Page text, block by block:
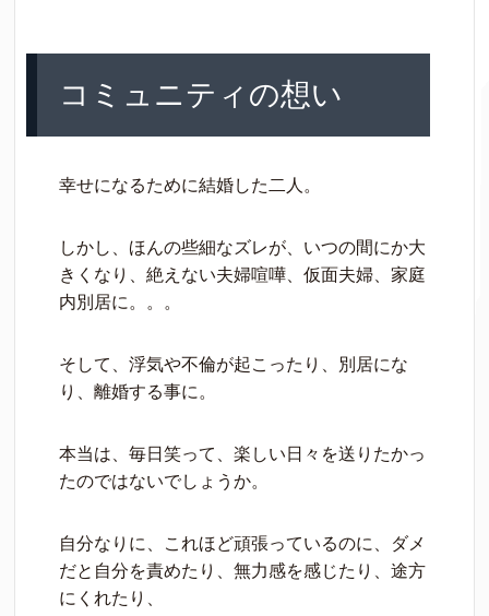
コミュニティの想い
幸せになるために結婚した二人。
しかし、ほんの些細なズレが、いつの間にか大
きくなり、絶えない夫婦喧嘩、仮面夫婦、家庭
内別居に。。。
そして、浮気や不倫が起こったり、別居にな
り、離婚する事に。
本当は、毎日笑って、楽しい日々を送りたかっ
たのではないでしょうか。
自分なりに、これほど頑張っているのに、ダメ
だと自分を責めたり、無力感を感じたり、途方
にくれたり、